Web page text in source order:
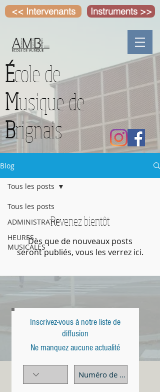
<< Intervenants Instruments >>
École de
Musique de
Brignais
Blog
Tous les posts
ADMINISTRATIF
HEURES
MUSICALES
Tous les posts
Revenez bientôt
Dès que de nouveaux posts
seront publiés, vous les verrez ici.
Inscrivez-vous à notre liste de
diffusion
Ne manquez aucune actualité